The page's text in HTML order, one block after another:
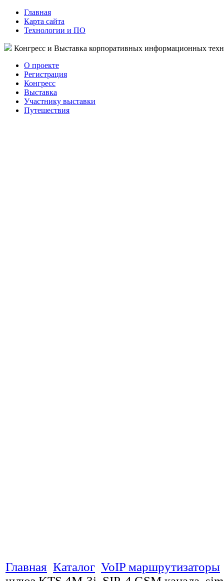
Главная
Карта сайта
Технологии и ПО
Конгресс и Выставка корпоративных информационных
О проекте
Регистрация
Конгресс
Выставка
Участнику выставки
Путешествия
Главная Каталог VoIP маршрутизаторы